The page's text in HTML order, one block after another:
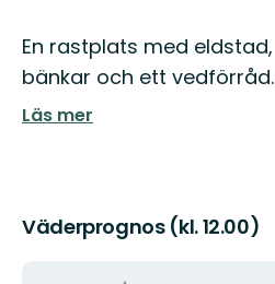
Beskrivning
En rastplats med eldstad,
bänkar och ett vedförråd.
Läs mer
Väderprognos (kl. 12.00)